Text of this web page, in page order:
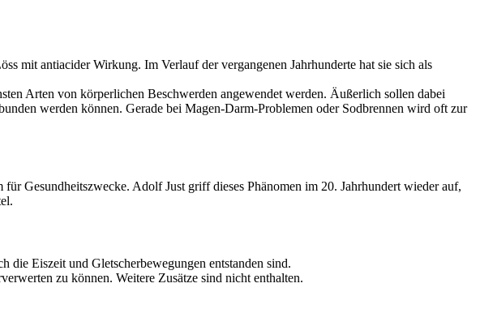
mit antiacider Wirkung. Im Verlauf der vergangenen Jahrhunderte hat sie sich als
Arten von körperlichen Beschwerden angewendet werden. Äußerlich sollen dabei
werden können. Gerade bei Magen-Darm-Problemen oder Sodbrennen wird oft zur
Gesundheitszwecke. Adolf Just griff dieses Phänomen im 20. Jahrhundert wieder auf,
die Eiszeit und Gletscherbewegungen entstanden sind.
zu können. Weitere Zusätze sind nicht enthalten.